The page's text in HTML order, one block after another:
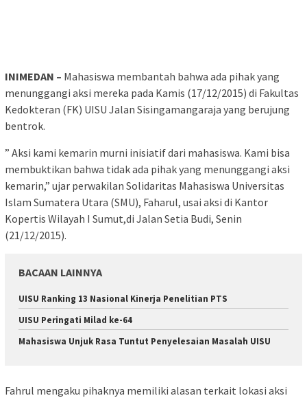
INIMEDAN – Mahasiswa membantah bahwa ada pihak yang
menunggangi aksi mereka pada Kamis (17/12/2015) di Fakultas
Kedokteran (FK) UISU Jalan Sisingamangaraja yang berujung
bentrok.
” Aksi kami kemarin murni inisiatif dari mahasiswa. Kami bisa
membuktikan bahwa tidak ada pihak yang menunggangi aksi
kemarin,” ujar perwakilan Solidaritas Mahasiswa Universitas
Islam Sumatera Utara (SMU), Faharul, usai aksi di Kantor
Kopertis Wilayah I Sumut,di Jalan Setia Budi, Senin
(21/12/2015).
BACAAN LAINNYA
UISU Ranking 13 Nasional Kinerja Penelitian PTS
UISU Peringati Milad ke-64
Mahasiswa Unjuk Rasa Tuntut Penyelesaian Masalah UISU
Fahrul mengaku pihaknya memiliki alasan terkait lokasi aksi